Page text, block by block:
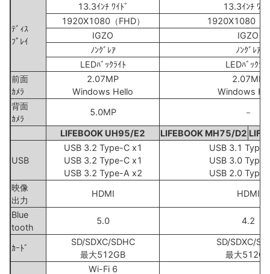
ﾃﾞｨｽ
ﾌﾟﾚｲ
13.3ｲﾝﾁ ﾜｲﾄﾞ
13.3ｲﾝﾁ ﾜｲ
1920X1080（FHD）
1920X1080（
IGZO
IGZO
ﾉﾝｸﾞﾚｱ
ﾉﾝｸﾞﾚｱ
LEDﾊﾞｯｸﾗｲﾄ
LEDﾊﾞｯｸﾗｲ
前面
ｶﾒﾗ
2.07MP
Windows Hello
2.07MP
Windows
背面
ｶﾒﾗ
5.0MP －
LIFEBOOK UH95/E2 LIFEBOOK MH75/D2
USB
USB 3.2 Type-C x1
USB 3.2 Type-C x1
USB 3.2 Type-A x2
USB 3.1
USB 3.0
USB 2.0
映像
出力
HDMI HDMI
Blue
tooth
5.0 4.2
ｶｰﾄﾞ
SD/SDXC/SDHC
最大512GB
SD/SDXC/
最大512GB
Wi-Fi 6